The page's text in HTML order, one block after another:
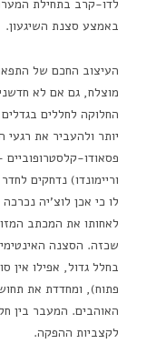
לדו-קרב בתחילת
באמצע סצנת השיגעון.
העיצוב החכם של
מוצלח, גם אם לא
החלוקה לחללים
יותר ולהעביר את
פסאודו-קלסטרופוביים
וריימונדו) נדחקים
לו כי אכן לוצ'יה
לאחותו את המכתב
שכזה. הסצנה
בחלל גדול, אפילו אין
פתוח), ומחדדת את
האוהבים. המעבר בין
לקצביות ההפקה.